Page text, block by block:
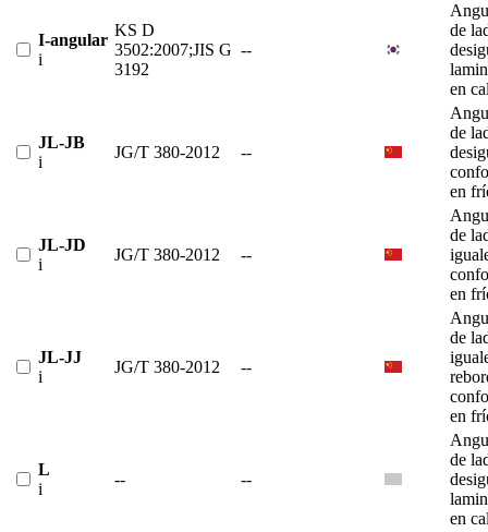
I-angular
i
KS D
3502:2007;JIS G
3192
--
de
en
JL-JB
i
JG/T 380-2012 --
de
en
JL-JD
i
JG/T 380-2012 --
de
en
JL-JJ
i
JG/T 380-2012 --
de
en
L
i
-- --
de
en